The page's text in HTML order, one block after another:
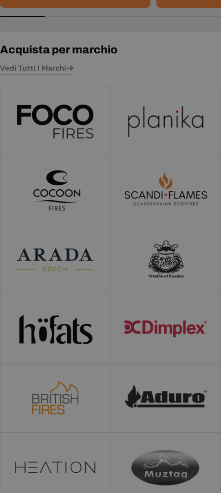
Acquista per marchio
Vedi Tutti I Marchi